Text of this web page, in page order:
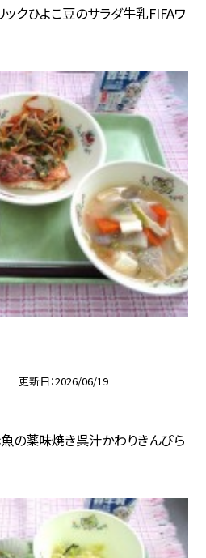
ックひよこ豆のサラダ牛乳FIFAワ
更新日 2026/06/19
の薬味焼き呉汁かわりきんぴら